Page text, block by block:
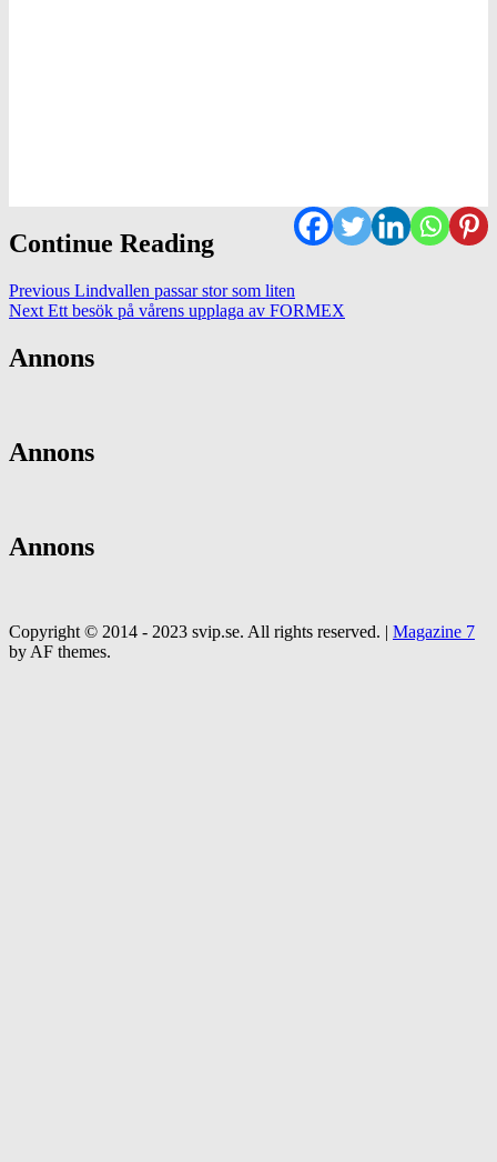
Continue Reading
Previous Lindvallen passar stor som liten
Next Ett besök på vårens upplaga av FORMEX
Annons
Annons
Annons
Copyright © 2014 - 2023 svip.se. All rights reserved. | Magazine 7
by AF themes.